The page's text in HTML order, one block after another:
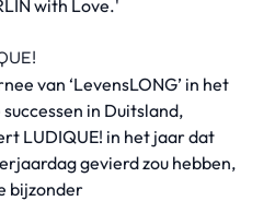
with Love.'
van ‘LevensLONG’ in het
in Duitsland,
LUDIQUE! in het jaar dat
gevierd zou hebben,
bijzonder